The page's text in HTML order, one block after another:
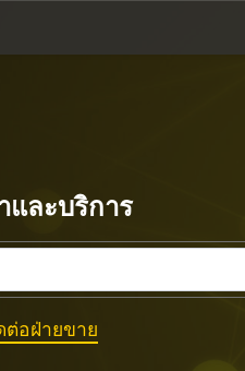
ละบริการ
ต่อฝ่ายขาย